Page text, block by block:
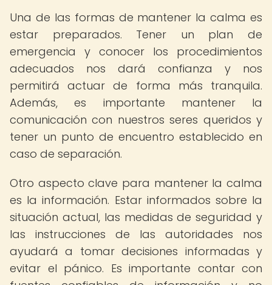
Una de las formas de mantener la calma es
estar preparados. Tener un plan de
emergencia y conocer los procedimientos
adecuados nos dará confianza y nos
permitirá actuar de forma más tranquila.
Además, es importante mantener la
comunicación con nuestros seres queridos y
tener un punto de encuentro establecido en
caso de separación.
Otro aspecto clave para mantener la calma
es la información. Estar informados sobre la
situación actual, las medidas de seguridad y
las instrucciones de las autoridades nos
ayudará a tomar decisiones informadas y
evitar el pánico. Es importante contar con